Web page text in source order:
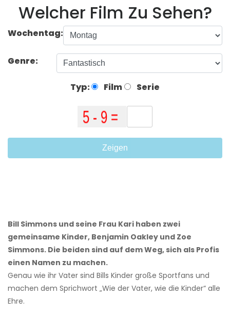
Welcher Film Zu Sehen?
Wochentag:
Genre:
Typ: Film Serie
Zeigen
Bill Simmons und seine Frau Kari haben zwei
gemeinsame Kinder, Benjamin Oakley und Zoe
Simmons. Die beiden sind auf dem Weg, sich als Profis
einen Namen zu machen.
Genau wie ihr Vater sind Bills Kinder große Sportfans und
machen dem Sprichwort „Wie der Vater, wie die Kinder“ alle
Ehre.